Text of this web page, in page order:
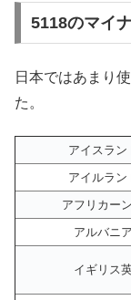
5118のマイ
日本ではあまり
た。
アイスラン
アイルラン
アフリカー
アルバニ
イギリス